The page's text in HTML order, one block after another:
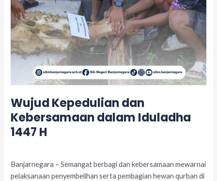
Wujud Kepedulian dan
Kebersamaan dalam Iduladha
1447 H
Banjarnegara – Semangat berbagi dan kebersamaan mewarnai
pelaksanaan penyembelihan serta pembagian hewan qurban di